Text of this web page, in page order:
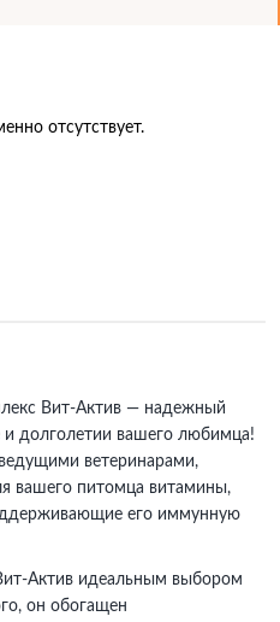
отсутствует.
Вит-Актив — надежный
долголетии вашего любимца!
ветеринарами,
вашего питомца витамины,
его иммунную
Актив идеальным выбором
он обогащен